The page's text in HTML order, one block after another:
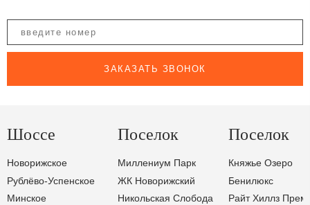
ЗАКАЗАТЬ ЗВОНОК
Шоссе
Новорижское
Рублёво-Успенское
Минское
Поселок
Миллениум Парк
ЖК Новорижский
Никольская Слобода
Поселок
Княжье Озеро
Бенилюкс
Райт Хиллз